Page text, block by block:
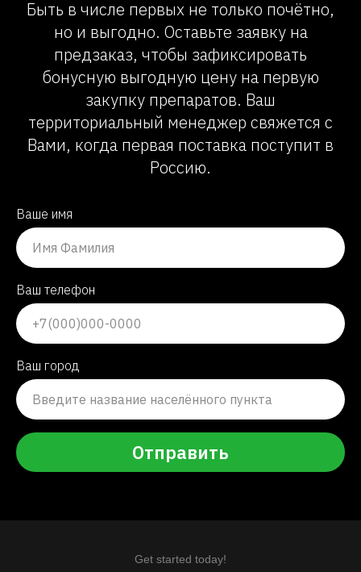
Быть в числе первых не только почётно,
но и выгодно. Оставьте заявку на
предзаказ, чтобы зафиксировать
бонусную выгодную цену на первую
закупку препаратов. Ваш
территориальный менеджер свяжется с
Вами, когда первая поставка поступит в
Россию.
Ваше имя
Ваш телефон
Ваш город
Отправить
Get started today!